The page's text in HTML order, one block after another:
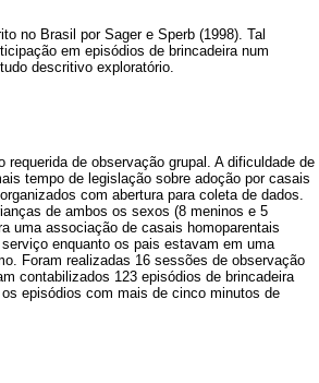
no Brasil por Sager e Sperb (1998). Tal
em episódios de brincadeira num
descritivo exploratório.
de observação grupal. A dificuldade de
tempo de legislação sobre adoção por casais
com abertura para coleta de dados.
de ambos os sexos (8 meninos e 5
uma associação de casais homoparentais
enquanto os pais estavam em uma
Foram realizadas 16 sessões de observação
contabilizados 123 episódios de brincadeira
episódios com mais de cinco minutos de